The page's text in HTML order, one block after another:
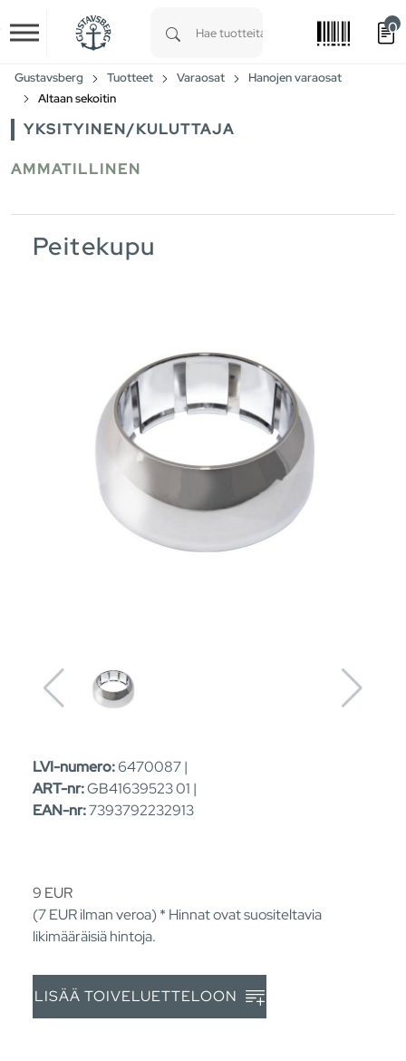
Skip to main content
0
Gustavsberg Tuotteet Varaosat
Hanojen varaosat
Altaan sekoitin
YKSITYINEN/KULUTTAJA
AMMATILLINEN
Peitekupu
LVI-numero:6470087 |
ART-nr:GB41639523 01 |
EAN-nr:7393792232913
9 EUR
(7EURilman veroa) * Hinnat ovat suositeltavia
likimääräisiä hintoja.
LISÄÄ TOIVELUETTELOON